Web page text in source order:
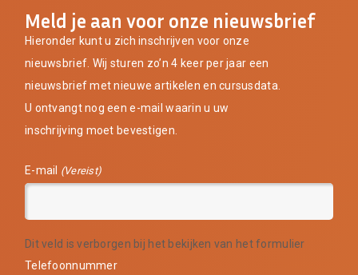
Meld je aan voor onze nieuwsbrief
Hieronder kunt u zich inschrijven voor onze
nieuwsbrief. Wij sturen zo’n 4 keer per jaar een
nieuwsbrief met nieuwe artikelen en cursusdata.
U ontvangt nog een e-mail waarin u uw
inschrijving moet bevestigen.
E-mail (Vereist)
Dit veld is verborgen bij het bekijken van het formulier
Telefoonnummer